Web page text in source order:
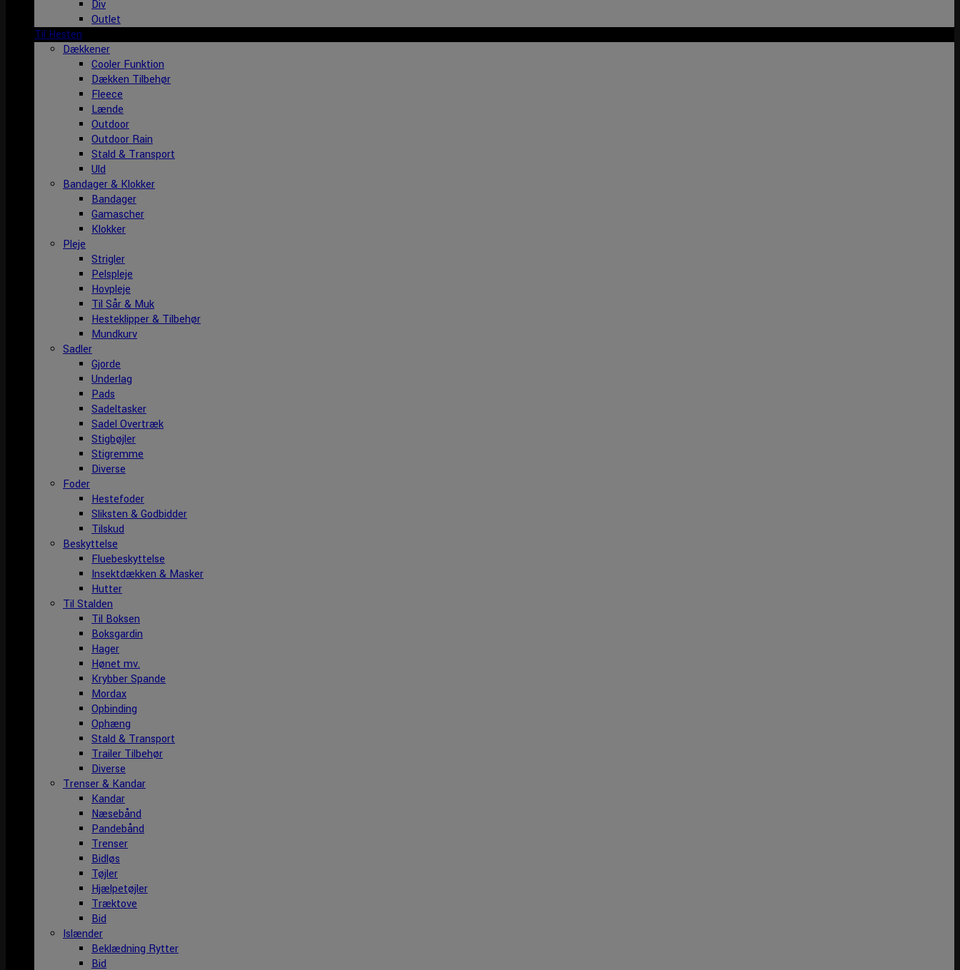
Div
Outlet
Til Hesten
Dækkener
Cooler Funktion
Dækken Tilbehør
Fleece
Lænde
Outdoor
Outdoor Rain
Stald & Transport
Uld
Bandager & Klokker
Bandager
Gamascher
Klokker
Pleje
Strigler
Pelspleje
Hovpleje
Til Sår & Muk
Hesteklipper & Tilbehør
Mundkurv
Sadler
Gjorde
Underlag
Pads
Sadeltasker
Sadel Overtræk
Stigbøjler
Stigremme
Diverse
Foder
Hestefoder
Sliksten & Godbidder
Tilskud
Beskyttelse
Fluebeskyttelse
Insektdækken & Masker
Hutter
Til Stalden
Til Boksen
Boksgardin
Hager
Hønet mv.
Krybber Spande
Mordax
Opbinding
Ophæng
Stald & Transport
Trailer Tilbehør
Diverse
Trenser & Kandar
Kandar
Næsebånd
Pandebånd
Trenser
Bidløs
Tøjler
Hjælpetøjler
Træktove
Bid
Islænder
Beklædning Rytter
Bid